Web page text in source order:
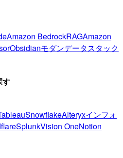
Amazon BedrockRAGAmazon
Obsidianモダンデータスタック
す
SnowflakeAlteryxインフォ
SplunkVision OneNotion